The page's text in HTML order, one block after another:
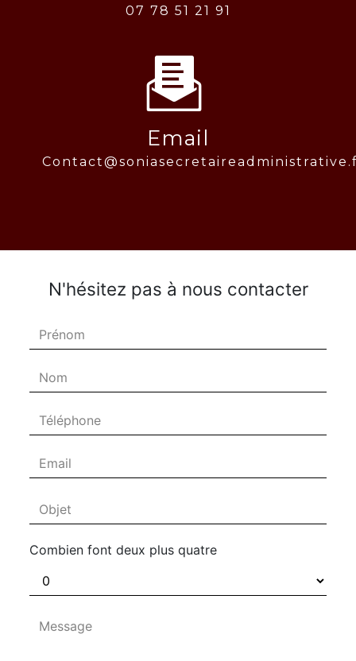
07 78 51 21 91
Email
N'hésitez pas à nous contacter
Combien font deux plus quatre